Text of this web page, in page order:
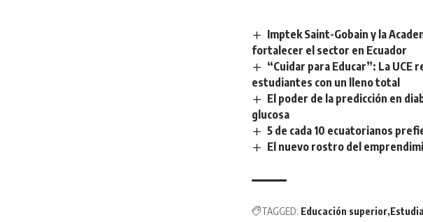
Imptek Saint-Gobain y la
fortalecer el sector en Ecuador
“Cuidar para Educar”: La UCE
estudiantes con un lleno total
El poder de la predicción en
glucosa
5 de cada 10 ecuatorianos
El nuevo rostro del
TAGGED: Educación superior